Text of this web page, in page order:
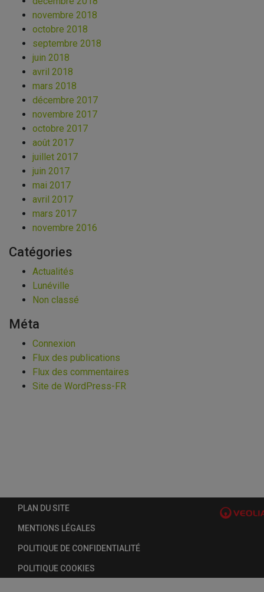
novembre 2018
octobre 2018
septembre 2018
juin 2018
avril 2018
mars 2018
décembre 2017
novembre 2017
octobre 2017
août 2017
juillet 2017
juin 2017
mai 2017
avril 2017
mars 2017
novembre 2016
Catégories
Actualités
Lunéville
Non classé
Méta
Connexion
Flux des publications
Flux des commentaires
Site de WordPress-FR
PLAN DU SITE
MENTIONS LÉGALES
POLITIQUE DE CONFIDENTIALITÉ
POLITIQUE COOKIES